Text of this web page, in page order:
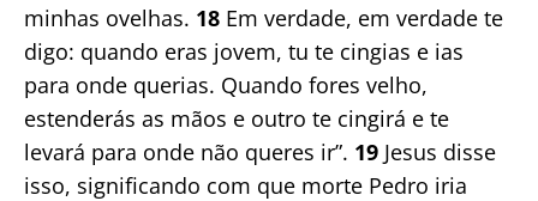
minhas ovelhas. 18 Em verdade, em verdade te
digo: quando eras jovem, tu te cingias e ias
para onde querias. Quando fores velho,
estenderás as mãos e outro te cingirá e te
levará para onde não queres ir”. 19 Jesus disse
isso, significando com que morte Pedro iria